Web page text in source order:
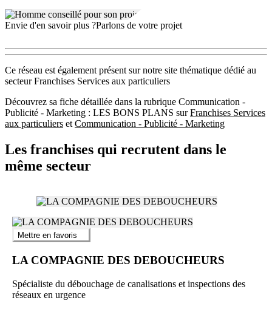
Envie d'en savoir plus ?Parlons de votre projet
Ce réseau est également présent sur notre site thématique dédié au
secteur Franchises Services aux particuliers
Découvrez sa fiche détaillée dans la rubrique Communication -
Publicité - Marketing : LES BONS PLANS surFranchises Services
aux particuliers et Communication - Publicité - Marketing
Les franchises qui recrutent dans le
même secteur
Mettre en favoris
LA COMPAGNIE DES DEBOUCHEURS
Spécialiste du débouchage de canalisations et inspections des
réseaux en urgence